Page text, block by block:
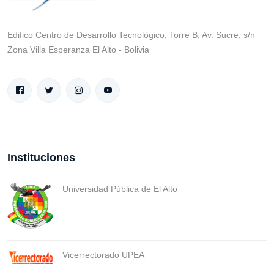
Edifico Centro de Desarrollo Tecnológico, Torre B, Av. Sucre, s/n
Zona Villa Esperanza El Alto - Bolivia
Instituciones
Universidad Pública de El Alto
Vicerrectorado UPEA